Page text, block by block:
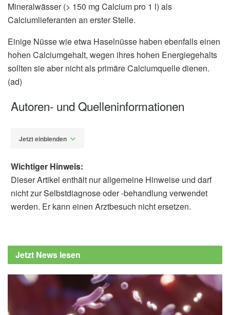
Mineralwässer (> 150 mg Calcium pro 1 l) als
Calciumlieferanten an erster Stelle.
Einige Nüsse wie etwa Haselnüsse haben ebenfalls einen
hohen Calciumgehalt, wegen ihres hohen Energiegehalts
sollten sie aber nicht als primäre Calciumquelle dienen.
(ad)
Autoren- und Quelleninformationen
Jetzt einblenden
Calciumversorgung, (Abruf: 21.07.2024)
Deutsche Gesellschaft für Ernährung:
Calcium, (Abruf: 21.07.2024),www.dge.de
Wichtiger Hinweis:
Dieser Artikel enthält nur allgemeine Hinweise und darf
nicht zur Selbstdiagnose oder -behandlung verwendet
werden. Er kann einen Arztbesuch nicht ersetzen.
Jetzt News lesen